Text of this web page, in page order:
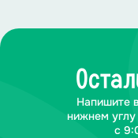
Ведущая 1 :Да,
Напишите
нижнем
с